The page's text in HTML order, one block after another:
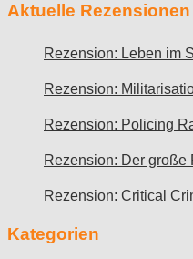
Aktuelle Rezensionen
Rezension: Leben im
Rezension:
Rezension: Policing
Rezension: Der große
Rezension: Critical
Kategorien